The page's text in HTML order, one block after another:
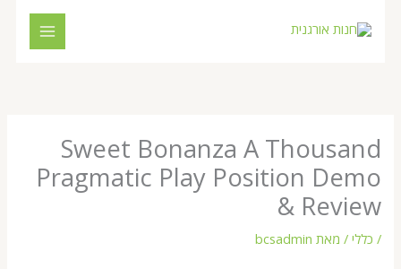
Sweet Bonanza A Thousand
Pragmatic Play Position Demo
& Review
/ כללי / מאת bcsadmin